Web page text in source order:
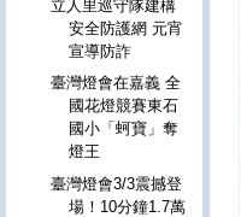
立人里巡守隊建構
安全防護網 元宵
宣導防詐
臺灣燈會在嘉義 全
國花燈競賽東石
國小「蚵寶」奪
燈王
臺灣燈會3/3震撼登
場！10分鐘1.7萬